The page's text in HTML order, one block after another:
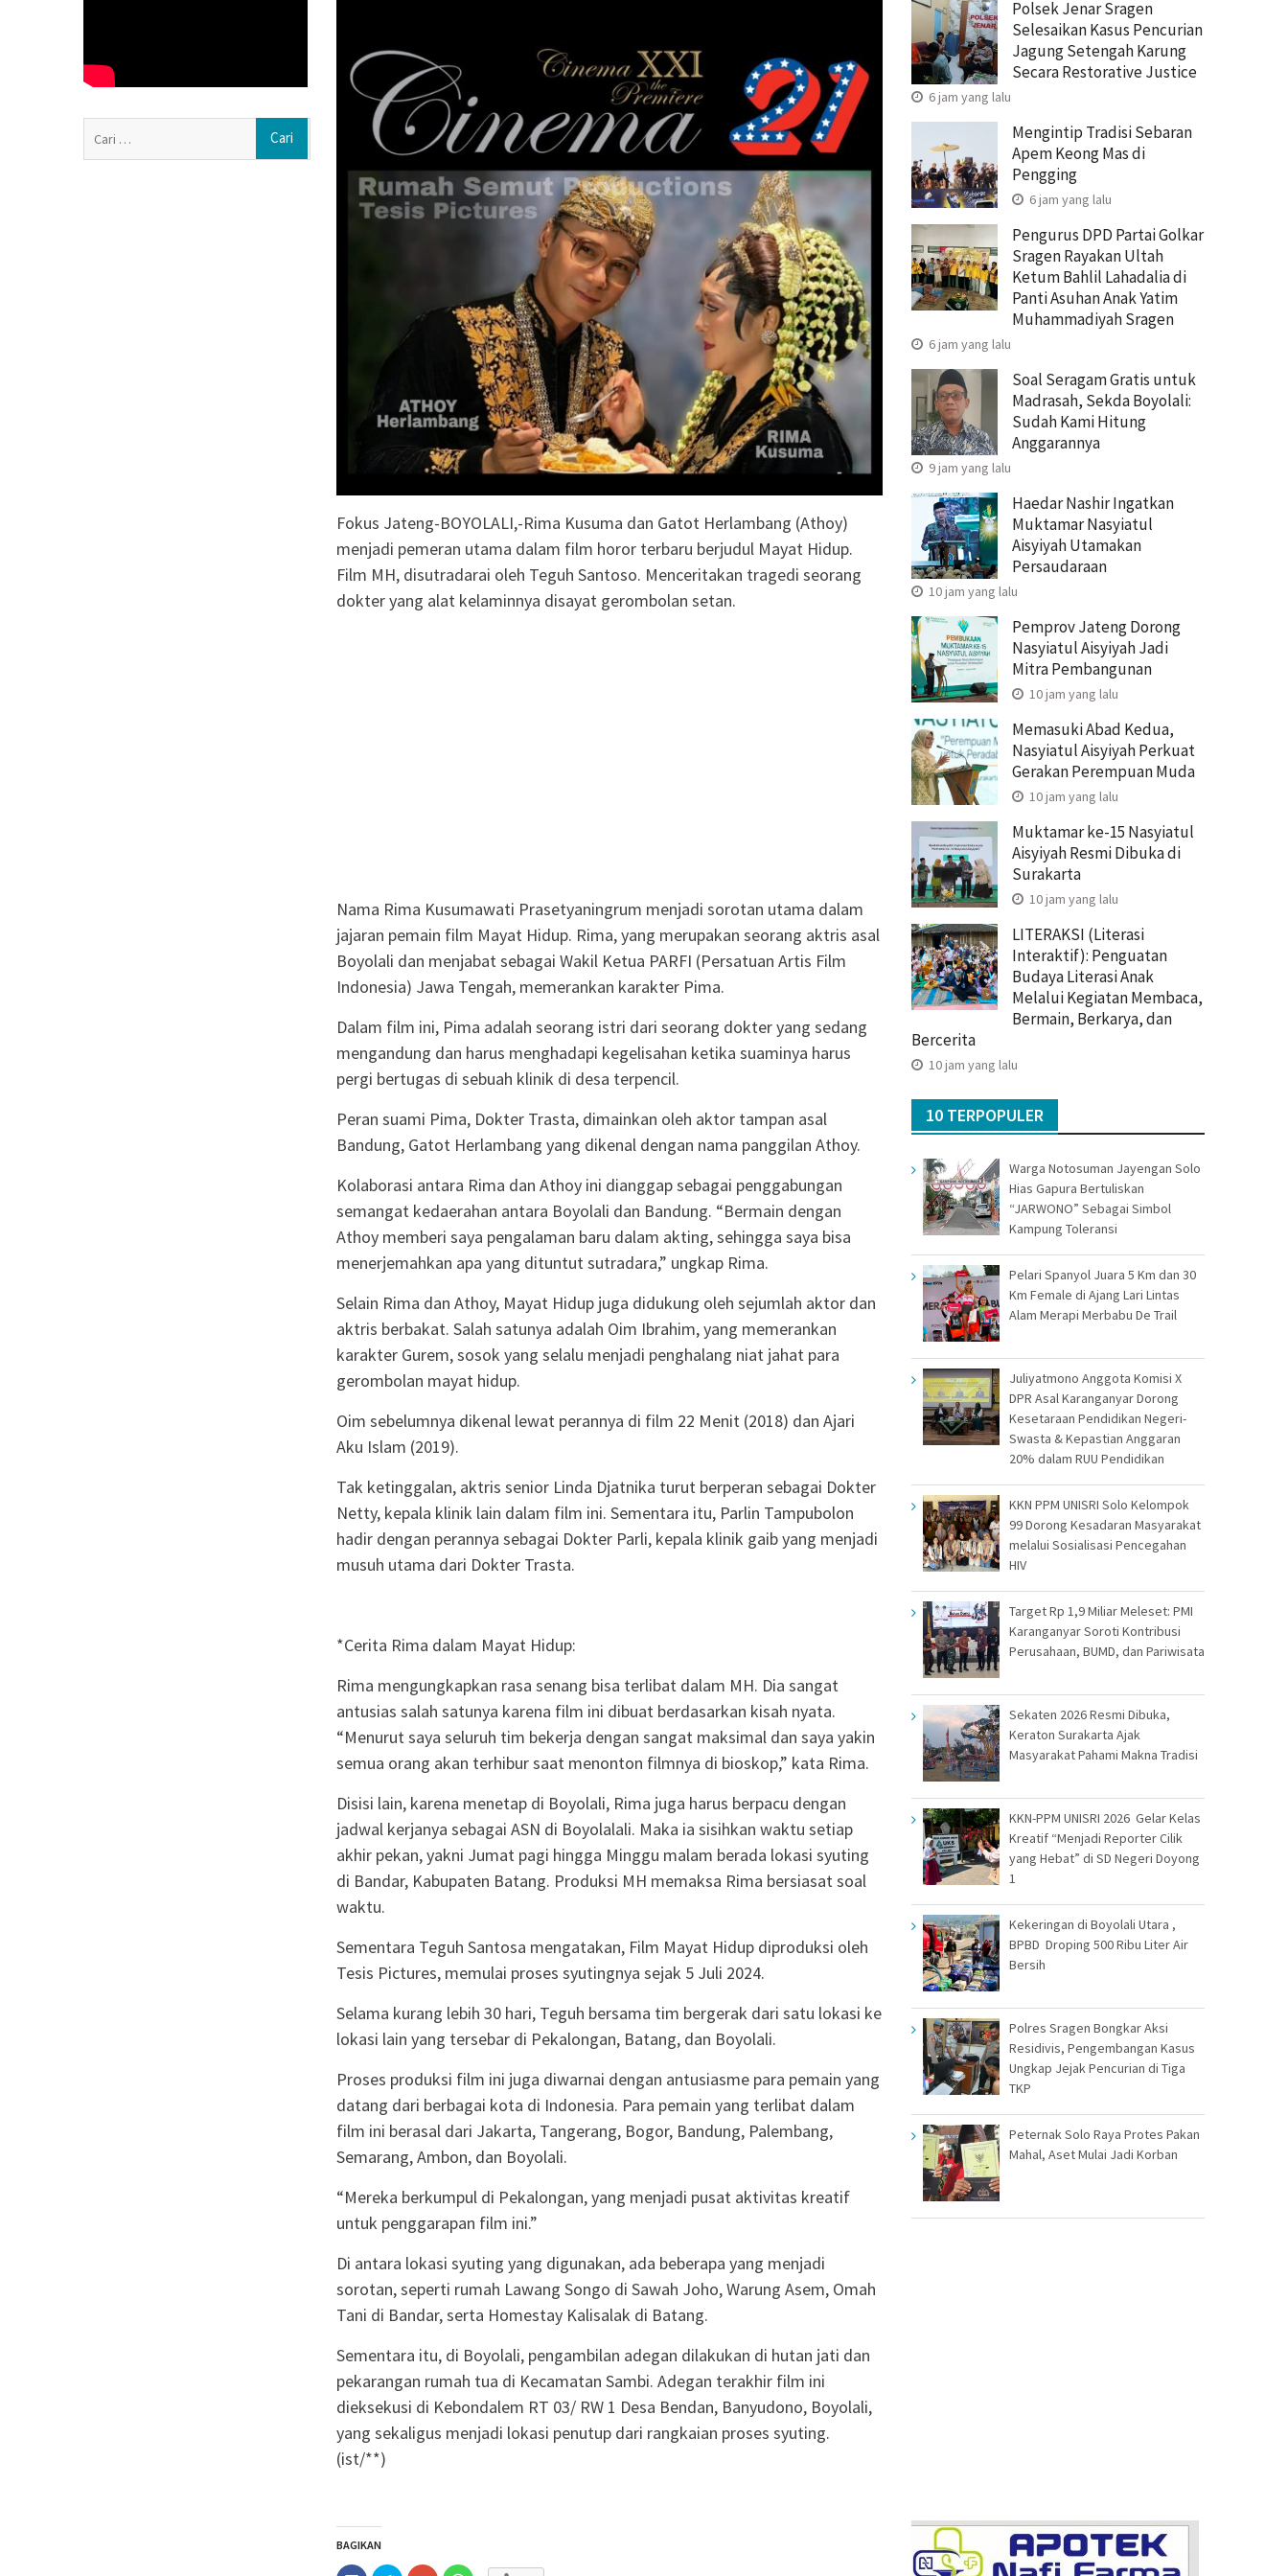
di Panti Asuhan Anak Yatim
Muhammadiyah Sragen
Soal Seragam Gratis untuk Madrasah,
Sekda Boyolali: Sudah Kami Hitung
Anggarannya
Nasyiatul Aisyiyah Utamakan
Persaudaraan
Fokus Jateng-BOYOLALI,-Rima Kusuma dan Gatot Herlambang (Athoy)
menjadi pemeran utama dalam film horor terbaru berjudul Mayat Hidup.
Film MH, disutradarai oleh Teguh Santoso. Menceritakan tragedi seorang
dokter yang alat kelaminnya disayat gerombolan setan.
Nama Rima Kusumawati Prasetyaningrum menjadi sorotan utama dalam
jajaran pemain film Mayat Hidup. Rima, yang merupakan seorang aktris asal
Boyolali dan menjabat sebagai Wakil Ketua PARFI (Persatuan Artis Film
Indonesia) Jawa Tengah, memerankan karakter Pima.
Dalam film ini, Pima adalah seorang istri dari seorang dokter yang sedang
mengandung dan harus menghadapi kegelisahan ketika suaminya harus
pergi bertugas di sebuah klinik di desa terpencil.
Peran suami Pima, Dokter Trasta, dimainkan oleh aktor tampan asal
Bandung, Gatot Herlambang yang dikenal dengan nama panggilan Athoy.
Kolaborasi antara Rima dan Athoy ini dianggap sebagai penggabungan
semangat kedaerahan antara Boyolali dan Bandung. “Bermain dengan
Athoy memberi saya pengalaman baru dalam akting, sehingga saya bisa
menerjemahkan apa yang dituntut sutradara,” ungkap Rima.
Selain Rima dan Athoy, Mayat Hidup juga didukung oleh sejumlah aktor dan
aktris berbakat. Salah satunya adalah Oim Ibrahim, yang memerankan
karakter Gurem, sosok yang selalu menjadi penghalang niat jahat para
gerombolan mayat hidup.
Oim sebelumnya dikenal lewat perannya di film 22 Menit (2018) dan Ajari
Aku Islam (2019).
Tak ketinggalan, aktris senior Linda Djatnika turut berperan sebagai Dokter
Netty, kepala klinik lain dalam film ini. Sementara itu, Parlin Tampubolon
hadir dengan perannya sebagai Dokter Parli, kepala klinik gaib yang menjadi
musuh utama dari Dokter Trasta.
*Cerita Rima dalam Mayat Hidup:
Rima mengungkapkan rasa senang bisa terlibat dalam MH. Dia sangat
antusias salah satunya karena film ini dibuat berdasarkan kisah nyata.
“Menurut saya seluruh tim bekerja dengan sangat maksimal dan saya yakin
semua orang akan terhibur saat menonton filmnya di bioskop,” kata Rima.
Disisi lain, karena menetap di Boyolali, Rima juga harus berpacu dengan
jadwal kerjanya sebagai ASN di Boyolalali. Maka ia sisihkan waktu setiap
akhir pekan, yakni Jumat pagi hingga Minggu malam berada lokasi syuting
di Bandar, Kabupaten Batang. Produksi MH memaksa Rima bersiasat soal
waktu.
Sementara Teguh Santosa mengatakan, Film Mayat Hidup diproduksi oleh
Tesis Pictures, memulai proses syutingnya sejak 5 Juli 2024.
Selama kurang lebih 30 hari, Teguh bersama tim bergerak dari satu lokasi ke
lokasi lain yang tersebar di Pekalongan, Batang, dan Boyolali.
Proses produksi film ini juga diwarnai dengan antusiasme para pemain yang
datang dari berbagai kota di Indonesia. Para pemain yang terlibat dalam
film ini berasal dari Jakarta, Tangerang, Bogor, Bandung, Palembang,
Semarang, Ambon, dan Boyolali.
“Mereka berkumpul di Pekalongan, yang menjadi pusat aktivitas kreatif
untuk penggarapan film ini.”
Di antara lokasi syuting yang digunakan, ada beberapa yang menjadi
sorotan, seperti rumah Lawang Songo di Sawah Joho, Warung Asem, Omah
Tani di Bandar, serta Homestay Kalisalak di Batang.
Sementara itu, di Boyolali, pengambilan adegan dilakukan di hutan jati dan
pekarangan rumah tua di Kecamatan Sambi. Adegan terakhir film ini
dieksekusi di Kebondalem RT 03/ RW 1 Desa Bendan, Banyudono, Boyolali,
yang sekaligus menjadi lokasi penutup dari rangkaian proses syuting.
(ist/**)
BAGIKAN
Polsek Jenar Sragen
Selesaikan Kasus Pencurian
Jagung Setengah Karung
Secara Restorative Justice
6 jam yang lalu
Mengintip Tradisi Sebaran
Apem Keong Mas di
Pengging
6 jam yang lalu
Pengurus DPD Partai Golkar
Sragen Rayakan Ultah
Ketum Bahlil Lahadalia di
Panti Asuhan Anak Yatim
Muhammadiyah Sragen
6 jam yang lalu
Soal Seragam Gratis untuk
Madrasah, Sekda Boyolali:
Sudah Kami Hitung
Anggarannya
9 jam yang lalu
Haedar Nashir Ingatkan
Muktamar Nasyiatul
Aisyiyah Utamakan
Persaudaraan
10 jam yang lalu
Pemprov Jateng Dorong
Nasyiatul Aisyiyah Jadi
Mitra Pembangunan
10 jam yang lalu
Memasuki Abad Kedua,
Nasyiatul Aisyiyah Perkuat
Gerakan Perempuan Muda
10 jam yang lalu
Muktamar ke-15 Nasyiatul
Aisyiyah Resmi Dibuka di
Surakarta
10 jam yang lalu
LITERAKSI (Literasi
Interaktif): Penguatan
Budaya Literasi Anak
Melalui Kegiatan Membaca,
Bermain, Berkarya, dan
Bercerita
10 jam yang lalu
10 TERPOPULER
Warga Notosuman Jayengan Solo
Hias Gapura Bertuliskan
“JARWONO” Sebagai Simbol
Kampung Toleransi
Pelari Spanyol Juara 5 Km dan 30
Km Female di Ajang Lari Lintas
Alam Merapi Merbabu De Trail
Juliyatmono Anggota Komisi X
DPR Asal Karanganyar Dorong
Kesetaraan Pendidikan Negeri-
Swasta & Kepastian Anggaran
20% dalam RUU Pendidikan
KKN PPM UNISRI Solo Kelompok
99 Dorong Kesadaran Masyarakat
melalui Sosialisasi Pencegahan
HIV
Target Rp 1,9 Miliar Meleset: PMI
Karanganyar Soroti Kontribusi
Perusahaan, BUMD, dan Pariwisata
Sekaten 2026 Resmi Dibuka,
Keraton Surakarta Ajak
Masyarakat Pahami Makna Tradisi
KKN-PPM UNISRI 2026 Gelar Kelas
Kreatif “Menjadi Reporter Cilik
yang Hebat” di SD Negeri Doyong
1
Kekeringan di Boyolali Utara ,
BPBD Droping 500 Ribu Liter Air
Bersih
Polres Sragen Bongkar Aksi
Residivis, Pengembangan Kasus
Ungkap Jejak Pencurian di Tiga
TKP
Peternak Solo Raya Protes Pakan
Mahal, Aset Mulai Jadi Korban